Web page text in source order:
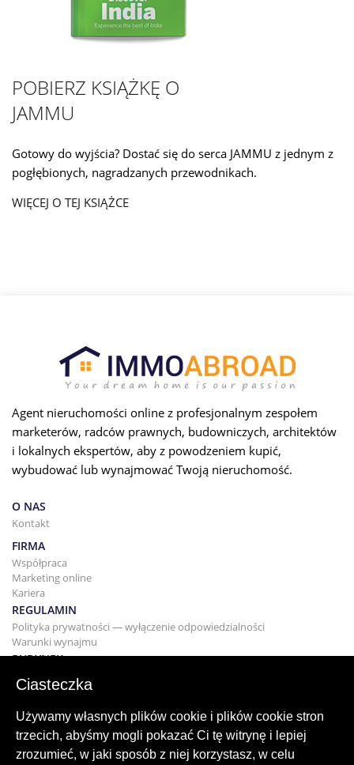
POBIERZ KSIĄŻKĘ O
JAMMU
Gotowy do wyjścia? Dostać się do serca JAMMU z jednym z
pogłębionych, nagradzanych przewodnikach.
WIĘCEJ O TEJ KSIĄŻCE
Agent nieruchomości online z profesjonalnym zespołem
marketerów, radców prawnych, budowniczych, architektów
i lokalnych ekspertów, aby z powodzeniem kupić,
wybudować lub wynajmować Twoją nieruchomość.
O NAS
Kontakt
FIRMA
Współpraca
Marketing online
Kariera
REGULAMIN
Polityka prywatności — wyłączenie odpowiedzialności
Warunki wynajmu
BUDYNEK
Projektowanie
Kupowanie domu
Sprzedaż
Usługa wyszukiwania
Ciasteczka
Używamy własnych plików cookie i plików cookie stron
trzecich, abyśmy mogli pokazać Ci tę witrynę i lepiej
zrozumieć, w jaki sposób z niej korzystasz, w celu